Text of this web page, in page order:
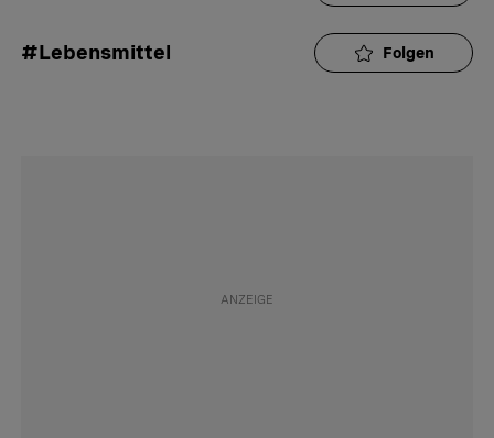
#Lebensmittel Folgen